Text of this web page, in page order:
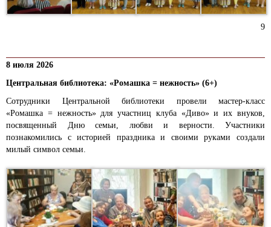
9
8 июля 2026
Центральная библиотека: «Ромашка = нежность» (6+)
Сотрудники Центральной библиотеки провели мастер-класс
«Ромашка = нежность» для участниц клуба «Диво» и их внуков,
посвященный Дню семьи, любви и верности. Участники
познакомились с историей праздника и своими руками создали
милый символ семьи.